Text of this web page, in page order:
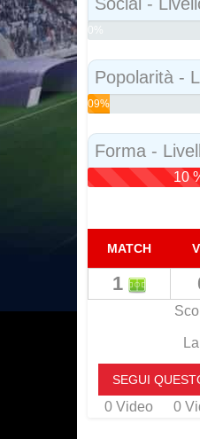
0%
Popolarità -
09%
Forma -
10
MATCH
1
SEGUI
0 Video 0